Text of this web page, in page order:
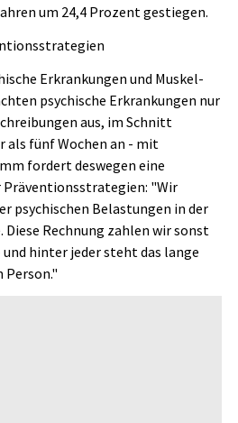
um 24,4 Prozent gestiegen.
Erkrankungen und Muskel-
psychische Erkrankungen nur
aus, im Schnitt
als fünf Wochen an - mit
fordert deswegen eine
"Wir
psychischen Belastungen in der
Rechnung zahlen wir sonst
hinter jeder steht das lange
Person."